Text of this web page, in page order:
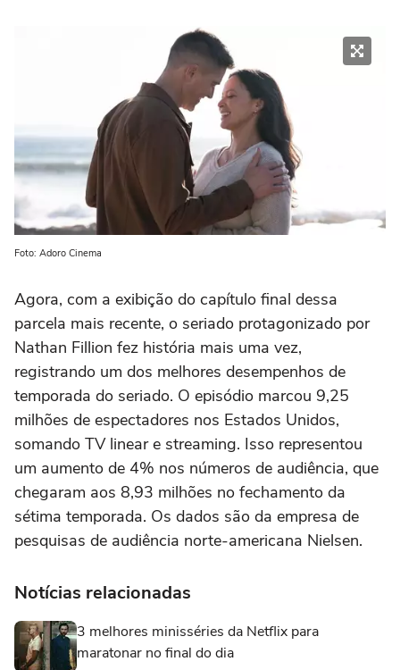
Foto: Adoro Cinema
Agora, com a exibição do capítulo final dessa
parcela mais recente, o seriado protagonizado por
Nathan Fillion fez história mais uma vez,
registrando um dos melhores desempenhos de
temporada do seriado. O episódio marcou 9,25
milhões de espectadores nos Estados Unidos,
somando TV linear e streaming. Isso representou
um aumento de 4% nos números de audiência, que
chegaram aos 8,93 milhões no fechamento da
sétima temporada. Os dados são da empresa de
pesquisas de audiência norte-americana Nielsen.
Notícias relacionadas
3 melhores minisséries da Netflix para
maratonar no final do dia